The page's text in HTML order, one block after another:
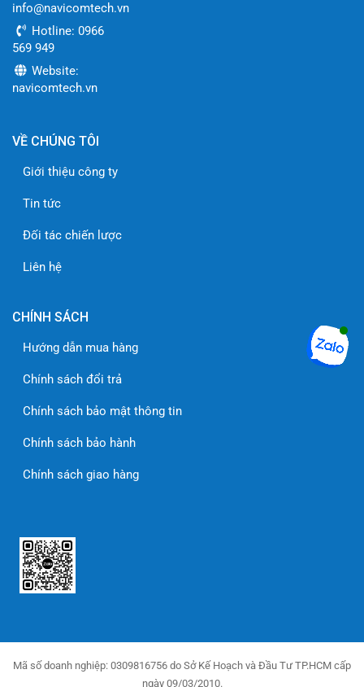
info@navicomtech.vn
Hotline: 0966
569 949
Website:
navicomtech.vn
VỀ CHÚNG TÔI
Giới thiệu công ty
Tin tức
Đối tác chiến lược
Liên hệ
CHÍNH SÁCH
Hướng dẫn mua hàng
Chính sách đổi trả
Chính sách bảo mật thông tin
Chính sách bảo hành
Chính sách giao hàng
Mã số doanh nghiệp: 0309816756 do Sở Kế Hoạch và Đầu Tư TP.HCM cấp
ngày 09/03/2010.